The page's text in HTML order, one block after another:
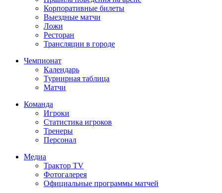
Корпоративные билеты
Выездные матчи
Ложи
Ресторан
Трансляции в городе
Чемпионат
Календарь
Турнирная таблица
Матчи
Команда
Игроки
Статистика игроков
Тренеры
Персонал
Медиа
Трактор TV
Фотогалерея
Официальные программы матчей